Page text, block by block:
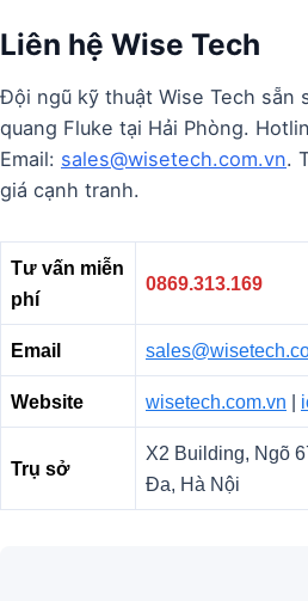
Liên hệ Wise Tech
Đội ngũ kỹ thuật Wise Tech sẵn
quang Fluke tại Hải Phòng.
Email: sales@wisetech.com.vn.
giá cạnh tranh.
Tư vấn miễn
phí
0869.313.169
Email
Website wisetech.com.vn |
Trụ sở
X2 Building, Ngõ
Đa, Hà Nội